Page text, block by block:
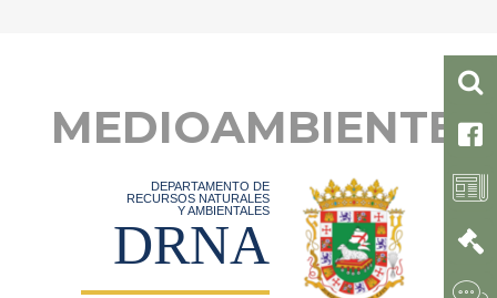
MEDIOAMBIENTE
DEPARTAMENTO DE
RECURSOS NATURALES
Y AMBIENTALES
DRNA